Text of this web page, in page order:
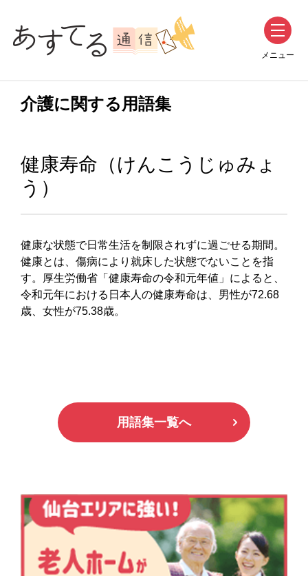
メニュー
介護に関する用語集
健康寿命（けんこうじゅみょ
う）
健康な状態で日常生活を制限されずに過ごせる期間。
健康とは、傷病により就床した状態でないことを指
す。厚生労働省「健康寿命の令和元年値」によると、
令和元年における日本人の健康寿命は、男性が72.68
歳、女性が75.38歳。
用語集一覧へ